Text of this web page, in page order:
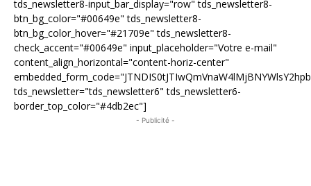
tds_newsletter8-input_bar_display="row" tds_newsletter8-
btn_bg_color="#00649e" tds_newsletter8-
btn_bg_color_hover="#21709e" tds_newsletter8-
check_accent="#00649e" input_placeholder="Votre e-mail"
content_align_horizontal="content-horiz-center"
tds_newsletter="tds_newsletter6" tds_newsletter6-
border_top_color="#4db2ec"]
- Publicité -